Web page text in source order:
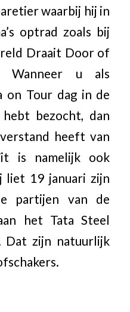
waarbij hij in
optrad zoals bij
Draait Door of
Wanneer u als
on Tour dag in de
bezocht, dan
heeft van
is namelijk ook
liet 19 januari zijn
partijen van de
het Tata Steel
Dat zijn natuurlijk